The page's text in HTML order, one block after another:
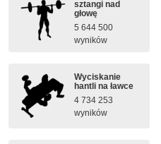
sztangi nad
głowę
5 644 500
wyników
Wyciskanie
hantli na ławce
4 734 253
wyników